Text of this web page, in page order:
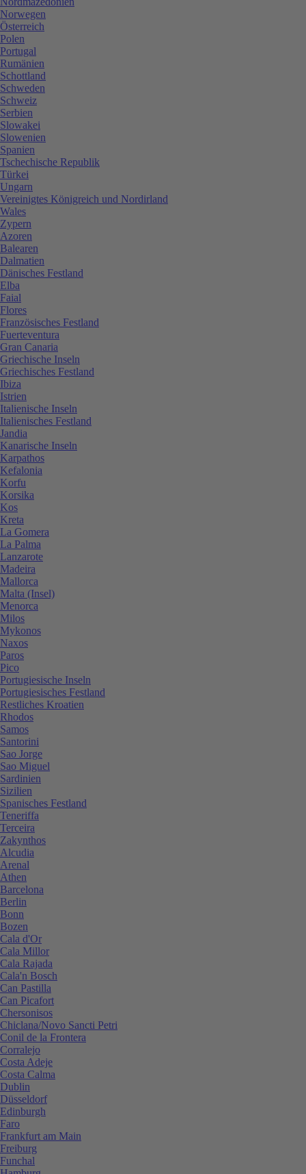
Norwegen
Österreich
Polen
Portugal
Rumänien
Schottland
Schweden
Schweiz
Serbien
Slowakei
Slowenien
Spanien
Tschechische Republik
Türkei
Ungarn
Vereinigtes Königreich und Nordirland
Wales
Zypern
Azoren
Balearen
Dalmatien
Dänisches Festland
Elba
Faial
Flores
Französisches Festland
Fuerteventura
Gran Canaria
Griechische Inseln
Griechisches Festland
Ibiza
Istrien
Italienische Inseln
Italienisches Festland
Jandia
Kanarische Inseln
Karpathos
Kefalonia
Korfu
Korsika
Kos
Kreta
La Gomera
La Palma
Lanzarote
Madeira
Mallorca
Malta (Insel)
Menorca
Milos
Mykonos
Naxos
Paros
Pico
Portugiesische Inseln
Portugiesisches Festland
Restliches Kroatien
Rhodos
Samos
Santorini
Sao Jorge
Sao Miguel
Sardinien
Sizilien
Spanisches Festland
Teneriffa
Terceira
Zakynthos
Alcudia
Arenal
Athen
Barcelona
Berlin
Bonn
Bozen
Cala d'Or
Cala Millor
Cala Rajada
Cala'n Bosch
Can Pastilla
Can Picafort
Chersonisos
Chiclana/Novo Sancti Petri
Conil de la Frontera
Corralejo
Costa Adeje
Costa Calma
Dublin
Düsseldorf
Edinburgh
Faro
Frankfurt am Main
Freiburg
Funchal